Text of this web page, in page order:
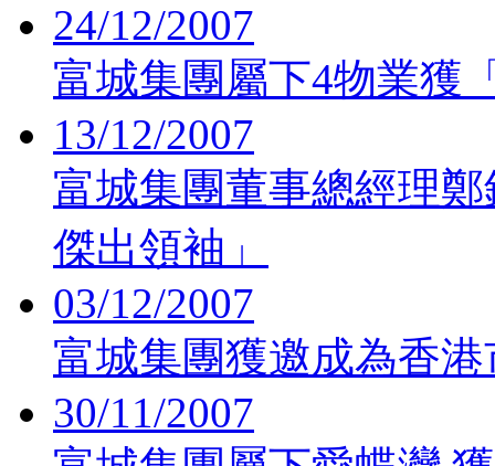
24/12/2007
富城集團屬下4物業獲
13/12/2007
富城集團董事總經理
傑出領袖」
03/12/2007
富城集團獲邀成為香
30/11/2007